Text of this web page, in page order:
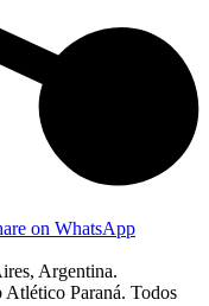
on WhatsAppShare
Argentina.
Paraná. Todos